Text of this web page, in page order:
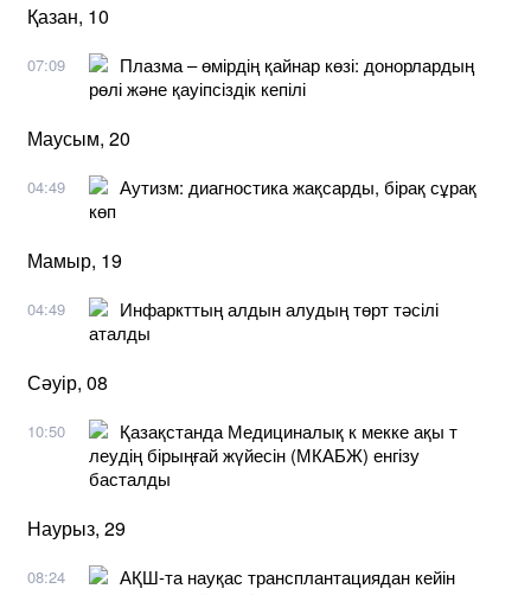
Қазан, 10
07:09
Плазма – өмірдің қайнар көзі: донорлардың
рөлі және қауіпсіздік кепілі
Маусым, 20
04:49
Аутизм: диагностика жақсарды, бірақ сұрақ
көп
Мамыр, 19
04:49
Инфаркттың алдын алудың төрт тәсілі
аталды
Сәуір, 08
10:50
Қазақстанда Медициналық к мекке ақы т
леудің бірыңғай жүйесін (МКАБЖ) енгізу
басталды
Наурыз, 29
08:24
АҚШ-та науқас трансплантациядан кейін